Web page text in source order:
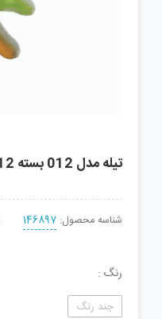
تیله مدل 012 بسته 12 عددی
شناسه محصول: 146897
رنگ
چند رنگ